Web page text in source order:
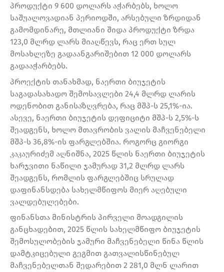
პროდუქტი 9 600 დოლარს აჭარბებს, ხოლო
საშუალოვადიან პერიოდში, არსებული ზრდიდან
გამომდინარე, მთლიანი შიდა პროდუქტი ზრდა
123,0 მლრდ ლარს მიაღწევს, რაც ერთ სულ
მოსახლეზე გადაანგარიშებით 12 000 დოლარს
გადააჭარბებს.
პროექტის თანახმად, ნაერთი ბიუჯეტის
საგადასახადო შემოსავლები 24,4 მლრდ ლარის
ოდენობით განისაზღვრება, რაც მშპ-ს 25,1%-ია.
ასევე, ნაერთი ბიუჯეტის დეფიციტი მშპ-ს 2,5%-ს
შეადგენს, ხოლო მთავრობის ვალის მაჩვენებელი
მშპ-ს 36,8%-ის ფარგლებშია. როგორც გიორგი
კაკაურიძემ აღნიშნა, 2025 წლის ნაერთი ბიუჯეტის
ხარჯვითი ნაწილი ჯამურად 31,2 მლრდ ლარს
შეადგენს, რომლის ფარგლებშიც სრულად
დაფინანსდება სახელმწიფოს მიერ აღებული
ვალდებულებები.
ფინანსთა მინისტრის პირველი მოადგილის
განცხადებით, 2025 წლის სახელმწიფო ბიუჯეტის
შემოსულობების ჯამური მაჩვენებელი წინა წლის
დამტკიცებული გეგმით გათვალისწინებულ
მაჩვენებელთან შედარებით 2 281,0 მლნ ლარით